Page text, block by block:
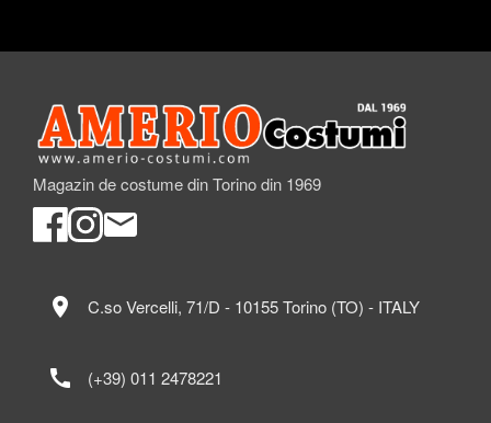
Magazin de costume din Torino din 1969
location_on C.so Vercelli, 71/D - 10155 Torino (TO) - ITALY
call (+39) 011 2478221